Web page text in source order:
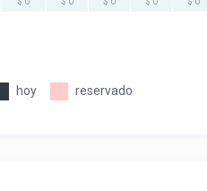
hoy reservado